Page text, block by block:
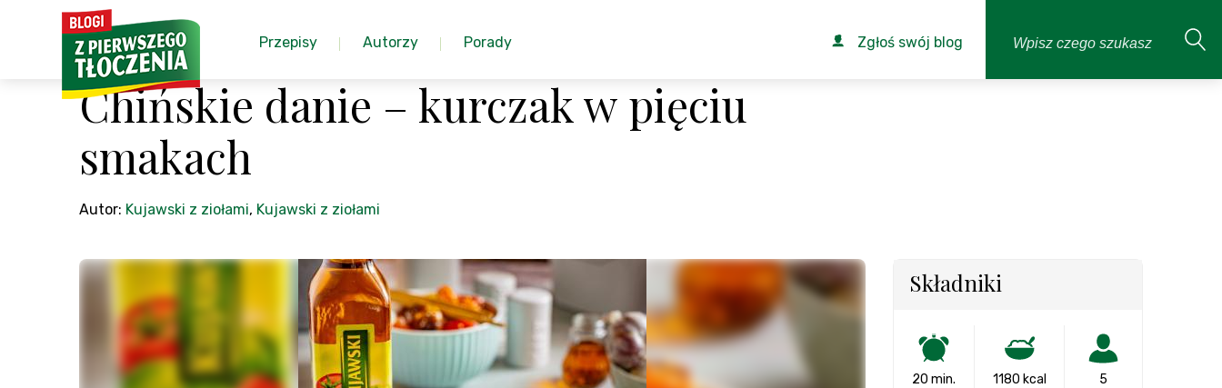
Przepisy Autorzy Porady Zgłoś swój blog
Chińskie danie – kurczak w pięciu
smakach
Autor: Kujawski z ziołami, Kujawski z ziołami
Składniki
20 min. 1180 kcal 5